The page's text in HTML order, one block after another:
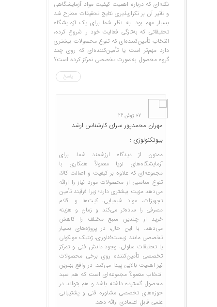
نکته‌ای که درباره اهمیت کیفیت مواد آزمایشگاهی
و تأثیر آن بر تکرارپذیری نتایج تحقیقات مطرح شد
بسیار مهم بود. به نظر شما برای یک آزمایشگاه
تحقیقاتی که به‌تازگی فعالیت خود را شروع کرده،
انتخاب تأمین‌کننده‌ای که تنوع محصولات بیشتری
دارد مهم‌تر است یا تأمین‌کننده‌ای که روی چند
گروه محصول به‌صورت تخصصی تمرکز کرده است؟
پاسخ
مهران محمدپور سرای کارشناس ارشد
بیوتکنولوژی :
07 ژوئن 26
ممنون از دیدگاه ارزشمند شما. برای
آزمایشگاه‌های نوپا معمولاً همکاری با
مجموعه‌ای که علاوه بر کیفیت و اصالت کالا،
تنوع مناسبی از محصولات مورد نیاز را ارائه
می‌دهد مزیت بیشتری دارد؛ زیرا فرآیند تأمین
تجهیزات، مواد شیمیایی، کیت‌ها و اقلام
مصرفی را ساده‌تر می‌کند و زمان و هزینه
خرید از چندین منبع مختلف را کاهش
می‌دهد. با این حال، در پروژه‌های بسیار
تخصصی مانند زیست‌فناوری، ژنتیک مولکولی
یا تحقیقات سلولی، وجود دانش فنی و تمرکز
تخصصی تأمین‌کننده روی برخی محصولات
نیز اهمیت بالایی پیدا می‌کند. در واقع بهترین
انتخاب معمولاً مجموعه‌ای است که هم سبد
محصول گسترده داشته باشد و هم بتواند در
حوزه‌های تخصصی مشاوره فنی و پشتیبانی
علمی قابل اعتمادی ارائه دهد.